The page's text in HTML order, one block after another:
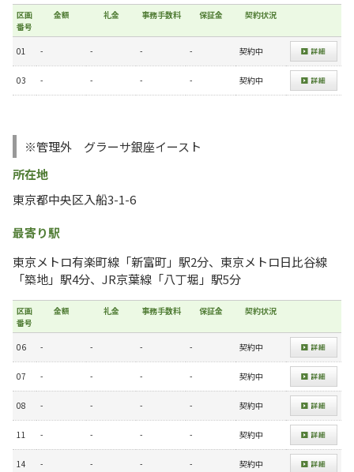
区画
番号
金額 礼金 事務手数料 保証金 契約状況
01 - - - - 契約中
03 - - - - 契約中
※管理外 グラーサ銀座イースト
所在地
東京都中央区入船3-1-6
最寄り駅
東京メトロ有楽町線「新富町」駅2分、東京メトロ日比谷線
「築地」駅4分、JR京葉線「八丁堀」駅5分
区画
番号
金額 礼金 事務手数料 保証金 契約状況
06 - - - - 契約中
07 - - - - 契約中
08 - - - - 契約中
11 - - - - 契約中
14 - - - - 契約中